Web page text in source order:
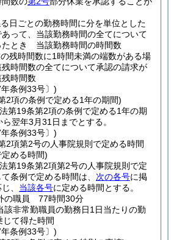
日ごとの勤務時間に分を単位とした
って、当該勤務時間の全てについて
たとき 当該勤務時間の時間数
残時間数に1時間未満の端数がある場
時間数の全てについて承認の請求が
時間数
条例33号〕)
2項の条例で定める1年の期間)
第19条第2項の条例で定める1年の期
翌年3月31日までとする。
条例33号〕)
2項第2号の人事院規則で定める時間
める時間)
第19条第2項第2号の人事院規則で定
条例で定める時間は、 次の各号に掲
、 当該各号に定める時間とする。
の職員 77時間30分
非常勤職員の勤務日1日当たりの勤
て得た時間
条例33号〕)